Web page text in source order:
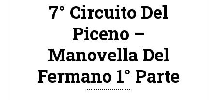
7° Circuito Del
Piceno –
Manovella Del
Fermano 1° Parte